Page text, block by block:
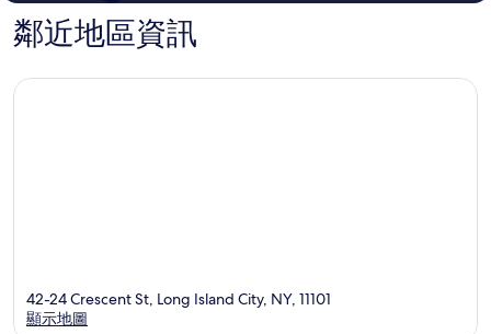
鄰近地區資訊
42-24 Crescent St, Long Island City, NY, 11101
顯示地圖